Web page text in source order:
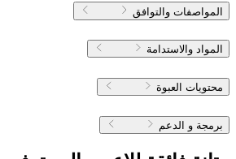
المواصفات والتوافق
المواد والاستدامة
محتويات العبوة
برمجة و الدعم